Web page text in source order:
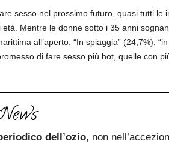
sesso nel prossimo futuro, quasi tutti le
Mentre le donne sotto i 35 anni
all’aperto. “In spiaggia” (24,7%),
di fare sesso più hot, quelle con
dell’ozio, non